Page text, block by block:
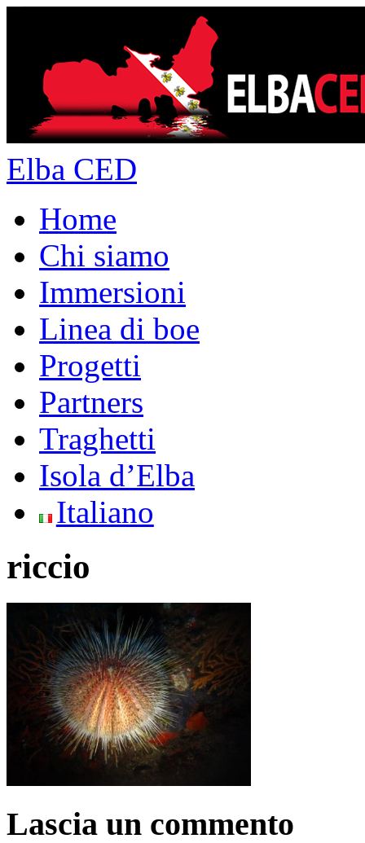
Elba CED
Home
Chi siamo
Immersioni
Linea di boe
Progetti
Partners
Traghetti
Isola d’Elba
Italiano
riccio
Lascia un commento